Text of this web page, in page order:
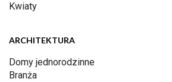
Kwiaty
ARCHITEKTURA
Domy jednorodzinne
Branża